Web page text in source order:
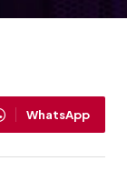
WhatsApp